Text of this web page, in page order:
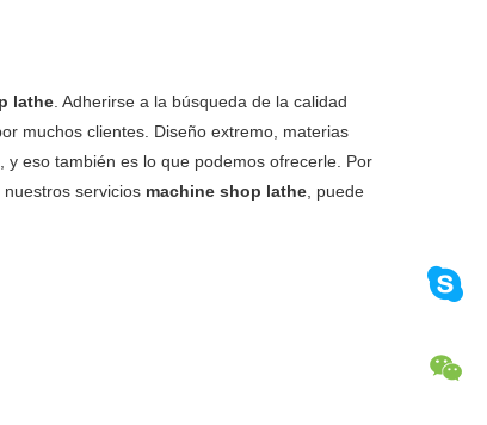
lathe . Adherirse a la búsqueda de la calidad
muchos clientes. Diseño extremo, materias
eso también es lo que podemos ofrecerle. Por
servicios machine shop lathe , puede